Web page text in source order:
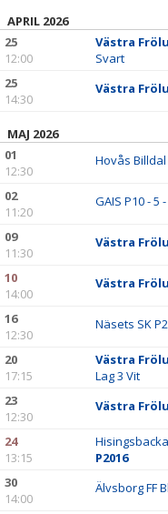
APRIL 2026
25
12:00
Västra
Svart
25
14:30
Västra
MAJ 2026
01
12:30
Hovås Billdal
02
11:20
GAIS P10 - 5 -
09
11:30
Västra
10
14:00
Västra
16
12:30
Näsets SK
20
17:15
Västra
Lag 3 Vit
23
12:30
Västra
24
13:15
P2016
30
14:00
Älvsborg FF